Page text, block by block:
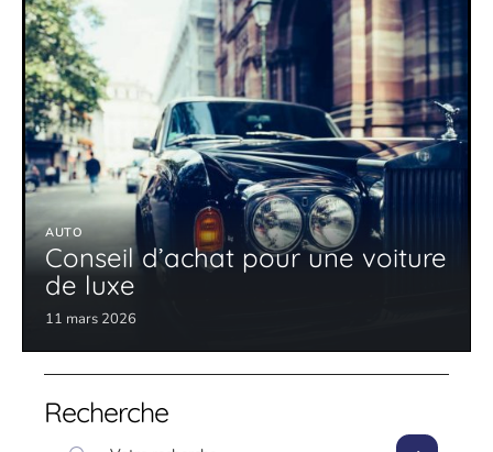
AUTO
Conseil d’achat pour une voiture
de luxe
11 mars 2026
Recherche